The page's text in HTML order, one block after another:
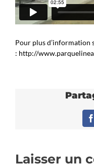
Pour plus d’information
: http://
Laisser un